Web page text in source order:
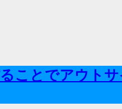
ことでアウト